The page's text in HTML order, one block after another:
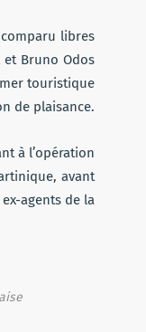
libres
Bruno Odos
touristique
de plaisance.
à l’opération
avant
agents de la